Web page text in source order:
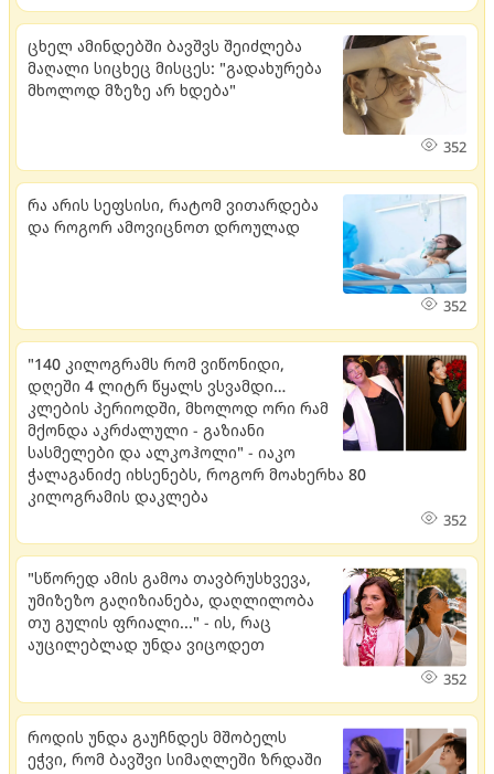
ცხელ ამინდებში ბავშვს შეიძლება
მაღალი სიცხეც მისცეს: "გადახურება
მხოლოდ მზეზე არ ხდება"
352
რა არის სეფსისი, რატომ ვითარდება
და როგორ ამოვიცნოთ დროულად
352
"140 კილოგრამს რომ ვიწონიდი,
დღეში 4 ლიტრ წყალს ვსვამდი…
კლების პერიოდში, მხოლოდ ორი რამ
მქონდა აკრძალული - გაზიანი
სასმელები და ალკოჰოლი" - იაკო
ჭალაგანიძე იხსენებს, როგორ მოახერხა 80
კილოგრამის დაკლება
352
"სწორედ ამის გამოა თავბრუსხვევა,
უმიზეზო გაღიზიანება, დაღლილობა
თუ გულის ფრიალი..." - ის, რაც
აუცილებლად უნდა ვიცოდეთ
352
როდის უნდა გაუჩნდეს მშობელს
ეჭვი, რომ ბავშვი სიმაღლეში ზრდაში